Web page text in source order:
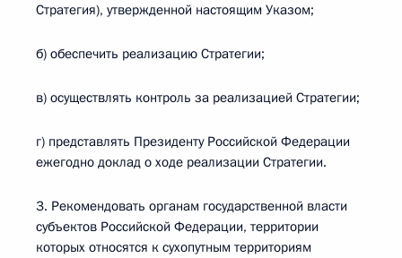
Стратегия), утвержденной настоящим Указом;
б) обеспечить реализацию Стратегии;
в) осуществлять контроль за реализацией Стратегии;
г) представлять Президенту Российской Федерации
ежегодно доклад о ходе реализации Стратегии.
3. Рекомендовать органам государственной власти
субъектов Российской Федерации, территории
которых относятся к сухопутным территориям